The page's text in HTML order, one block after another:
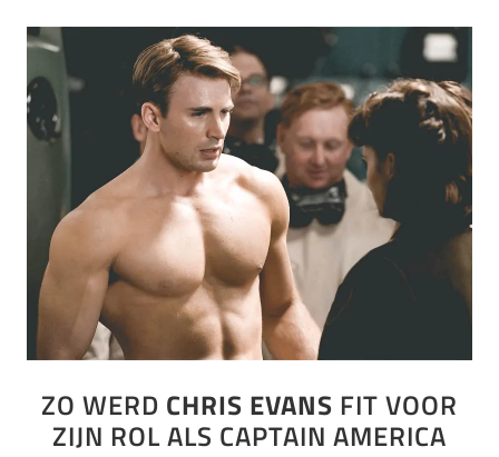
ZO WERD CHRIS EVANS FIT VOOR
ZIJN ROL ALS CAPTAIN AMERICA